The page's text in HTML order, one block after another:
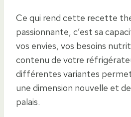
Ce qui rend cette recette
passionnante, c’est sa
vos envies, vos besoins
contenu de votre
différentes variantes
une dimension nouvelle et
palais.